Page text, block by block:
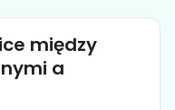
między
a